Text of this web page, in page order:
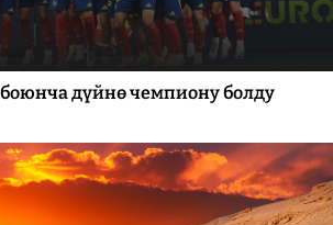
дүйнө чемпиону болду